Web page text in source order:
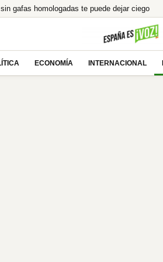
gafas homologadas te puede dejar ciego
a Ayuso por el ático de lujo en Chamberí
y menos si uno es de ahí»
a la izquierda y se prepara para gobernar
ECONOMÍA INTERNACIONAL